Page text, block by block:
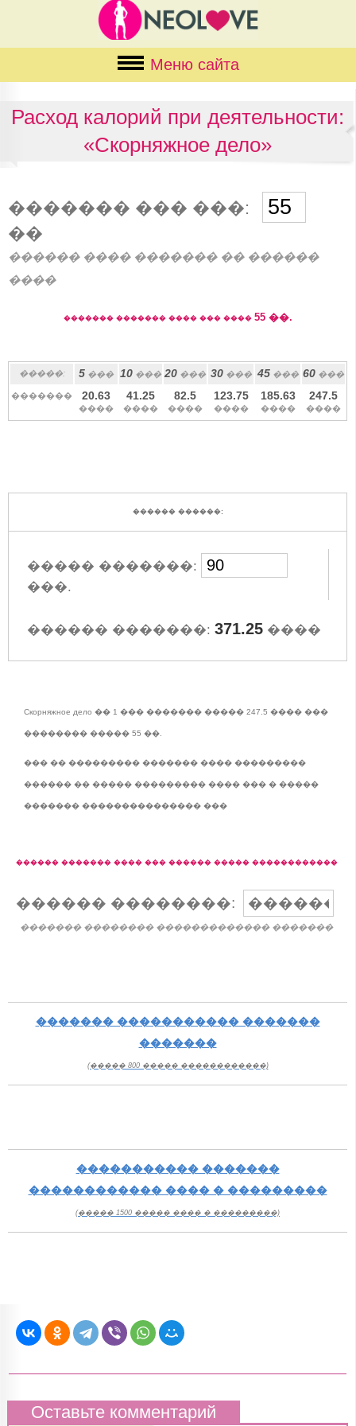
Меню сайта
Расход калорий при деятельности:
«Скорняжное дело»
������� ��� ���:
��
������ ���� ������� �� ������
����
������� ������� ���� ��� ���� 55��.
�����: 5 ��� 10 ��� 20 ��� 30��� 45��� 60 ���
������� 20.63
����
41.25
����
82.5
����
123.75
����
185.63
����
247.5
����
������ ������:
����� �������:
���.
������ �������: 371.25 ����
Скорняжное дело �� 1 ��� ������� ����� 247.5 ���� ���
�������� ����� 55 ��.
��� �� ��������� ������� ���� ���������
������ �� ����� ��������� ���� ��� � �����
������� ��������������� ���
������ ������� ���� ��� ������ ����� ������������
������ ��������:
������� �������� ������������� �������
������� ����������� �������
�������
(����� 800 ����� ������������)
����������� �������
������������ ���� � ���������
(����� 1500 ����� ���� � ���������)
Оставьте комментарий